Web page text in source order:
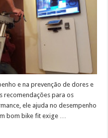
e na prevenção de dores e
recomendações para os
ele ajuda no desempenho
bom bike fit exige …